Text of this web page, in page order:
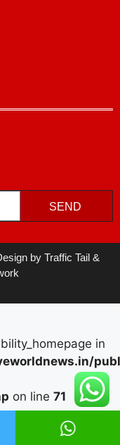
SEND
by Traffic Tail &
in
on line 71